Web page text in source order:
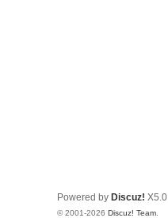
Powered by Discuz! X5.0
© 2001-2026 Discuz! Team